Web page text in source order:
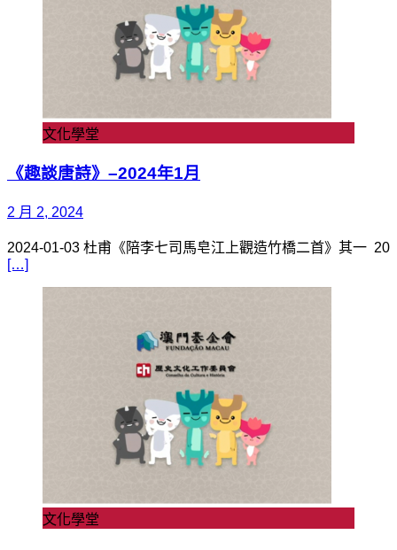
文化學堂
《趣談唐詩》–2024年1月
2 月 2, 2024
2024-01-03 杜甫《陪李七司馬皂江上觀造竹橋二首》其一 20
[…]
文化學堂